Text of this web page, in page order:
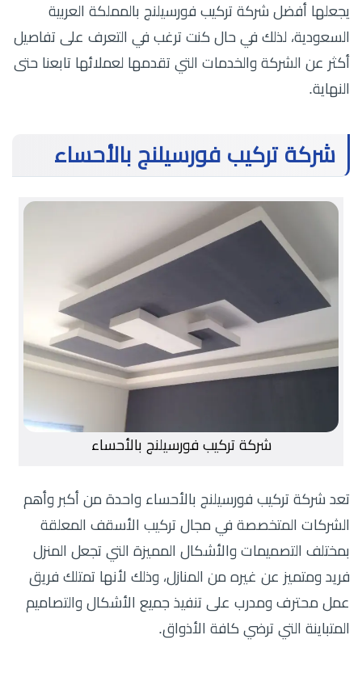
يجعلها أفضل شركة تركيب فورسيلنج بالمملكة العربية
السعودية، لذلك في حال كنت ترغب في التعرف على تفاصيل
أكثر عن الشركة والخدمات التي تقدمها لعملائها تابعنا حتى
النهاية.
شركة تركيب فورسيلنج بالأحساء
شركة تركيب فورسيلنج بالأحساء
تعد شركة تركيب فورسيلنج بالأحساء واحدة من أكبر وأهم
الشركات المتخصصة في مجال تركيب الأسقف المعلقة
بمختلف التصميمات والأشكال المميزة التي تجعل المنزل
فريد ومتميز عن غيره من المنازل، وذلك لأنها تمتلك فريق
عمل محترف ومدرب على تنفيذ جميع الأشكال والتصاميم
المتباينة التي ترضي كافة الأذواق.